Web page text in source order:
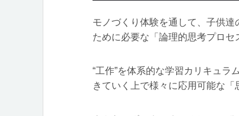
モノづくり体験を通して、子供
ために必要な「論理的思考プロセ
“工作”を体系的な学習カリキュ
きていく上で様々に応用可能な「